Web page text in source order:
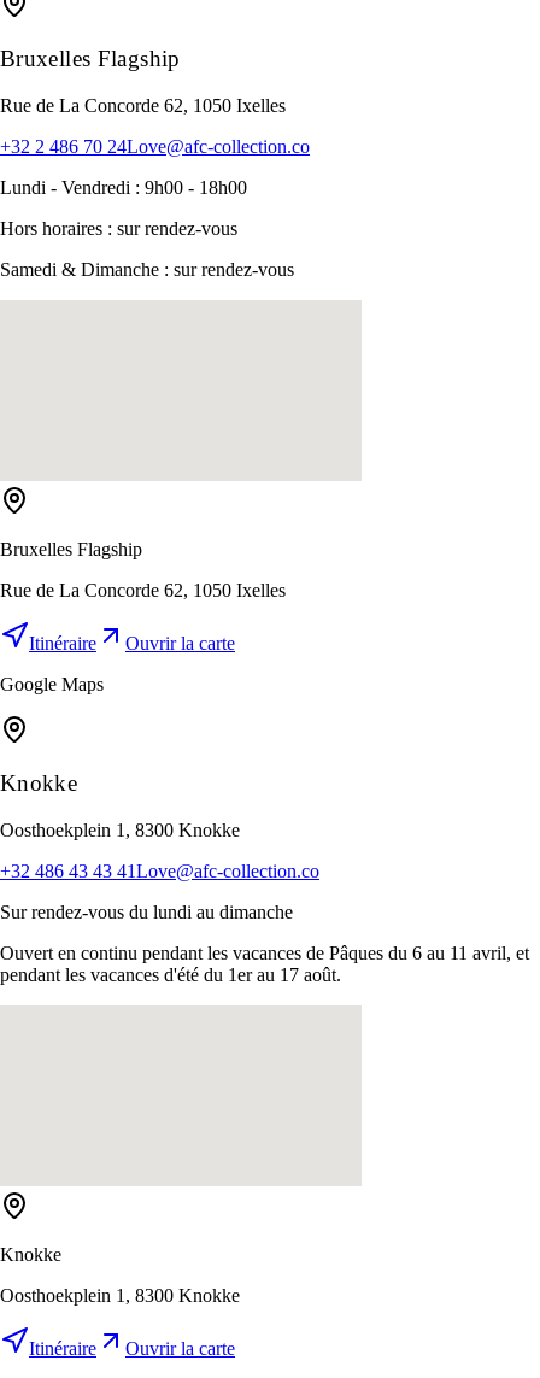
Bruxelles Flagship
Rue de La Concorde 62, 1050 Ixelles
+32 2 486 70 24Love@afc-collection.co
Lundi - Vendredi : 9h00 - 18h00
Hors horaires : sur rendez-vous
Samedi & Dimanche : sur rendez-vous
Bruxelles Flagship
Rue de La Concorde 62, 1050 Ixelles
Itinéraire
Ouvrir la carte
Google Maps
Knokke
Oosthoekplein 1, 8300 Knokke
+32 486 43 43 41Love@afc-collection.co
Sur rendez-vous du lundi au dimanche
Ouvert en continu pendant les vacances de Pâques du 6 au 11 avril, et
pendant les vacances d'été du 1er au 17 août.
Knokke
Oosthoekplein 1, 8300 Knokke
Itinéraire
Ouvrir la carte